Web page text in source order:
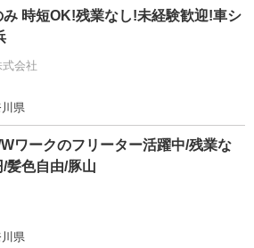
時短OK!残業なし!未経験歓迎!車シ
会社
県
ワークのフリーター活躍中/残業な
髪色自由/豚山
県